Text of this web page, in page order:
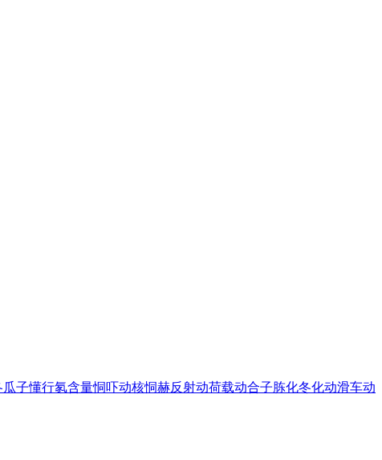
瓜子懂行氡含量恫吓动核恫赫反射动荷载动合子胨化冬化动滑车动